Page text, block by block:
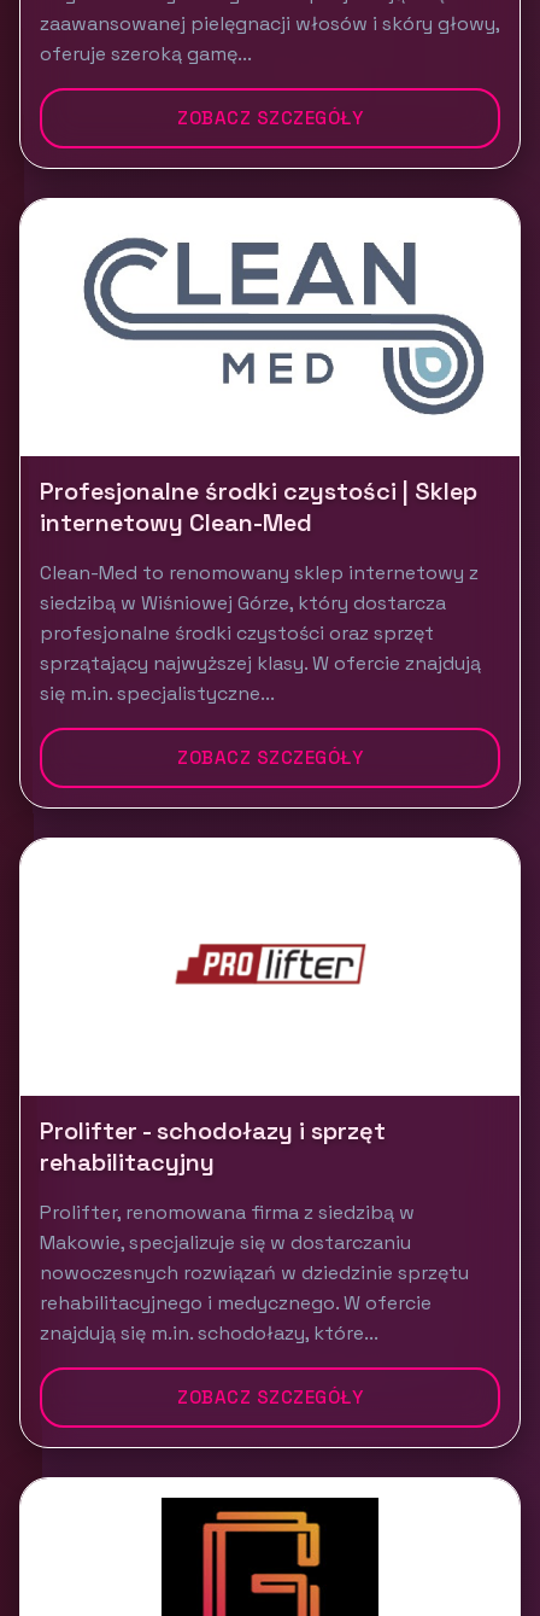
zaawansowanej pielęgnacji włosów i skóry głowy,
oferuje szeroką gamę...
ZOBACZ SZCZEGÓŁY
Profesjonalne środki czystości | Sklep
internetowy Clean-Med
Clean-Med to renomowany sklep internetowy z
siedzibą w Wiśniowej Górze, który dostarcza
profesjonalne środki czystości oraz sprzęt
sprzątający najwyższej klasy. W ofercie znajdują
się m.in. specjalistyczne...
ZOBACZ SZCZEGÓŁY
Prolifter - schodołazy i sprzęt
rehabilitacyjny
Prolifter, renomowana firma z siedzibą w
Makowie, specjalizuje się w dostarczaniu
nowoczesnych rozwiązań w dziedzinie sprzętu
rehabilitacyjnego i medycznego. W ofercie
znajdują się m.in. schodołazy, które...
ZOBACZ SZCZEGÓŁY